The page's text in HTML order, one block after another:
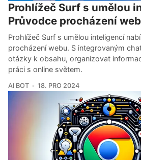
Prohlížeč Surf s umělou
Průvodce procházení
Prohlížeč Surf s umělou inteligencí
procházení webu. S integrovaným
otázky k obsahu, organizovat
práci s online světem.
AI BOT 18. PRO 2024